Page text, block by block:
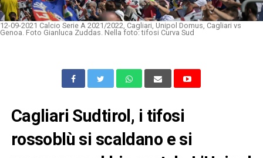
12-09-2021 Calcio Serie A 2021/2022, Cagliari, Unipol Domus, Cagliari vs
Genoa. Foto Gianluca Zuddas. Nella foto: tifosi Curva Sud
Cagliari Sudtirol, i tifosi
rossoblù si scaldano e si